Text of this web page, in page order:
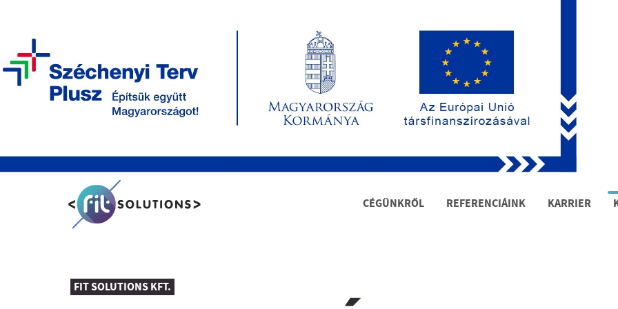
CÉGÜNKRŐL REFERENCIÁINK KARRIER
FIT SOLUTIONS KFT.